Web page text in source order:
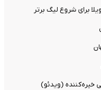
برای شروع لیگ برتر
خیره‌کننده (ویدئو)